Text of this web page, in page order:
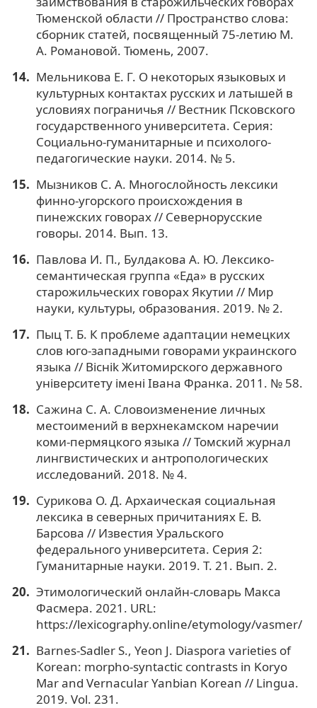
Тюменской области // Пространство слова:
cборник статей, посвященный 75-летию М.
А. Романовой. Тюмень, 2007.
Мельникова Е. Г. О некоторых языковых и
культурных контактах русских и латышей в
условиях пограничья // Вестник Псковского
государственного университета. Серия:
Социально-гуманитарные и психолого-
педагогические науки. 2014. № 5.
Мызников С. А. Многослойность лексики
финно-угорского происхождения в
пинежских говорах // Севернорусские
говоры. 2014. Вып. 13.
Павлова И. П., Булдакова А. Ю. Лексико-
семантическая группа «Еда» в русских
старожильческих говорах Якутии // Мир
науки, культуры, образования. 2019. № 2.
Пыц Т. Б. К проблеме адаптации немецких
слов юго-западными говорами украинского
языка // Вicнik Житомирского державного
унiверситету iменi Iвана Франка. 2011. № 58.
Сажина С. А. Словоизменение личных
местоимений в верхнекамском наречии
коми-пермяцкого языка // Томский журнал
лингвистических и антропологических
исследований. 2018. № 4.
Сурикова О. Д. Архаическая социальная
лексика в северных причитаниях Е. В.
Барсова // Известия Уральского
федерального университета. Серия 2:
Гуманитарные науки. 2019. Т. 21. Вып. 2.
Этимологический онлайн-словарь Макса
Фасмера. 2021. URL:
https://lexicography.online/etymology/vasmer/
Barnes-Sadler S., Yeon J. Diaspora varieties of
Korean: morpho-syntactic contrasts in Koryo
Mar and Vernacular Yanbian Korean // Lingua.
2019. Vol. 231.